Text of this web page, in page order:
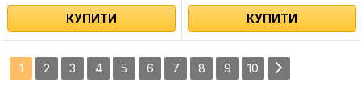
КУПИТИ КУПИТИ
1 2 3 4 5 6 7 8 9 10